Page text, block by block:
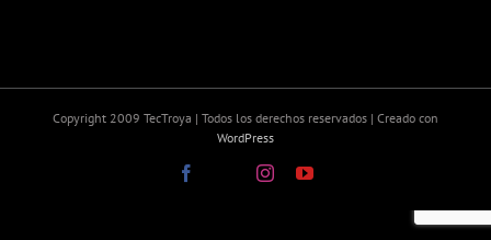
Copyright 2009 TecTroya | Todos los derechos reservados | Creado con
WordPress
Facebook InstagramYouTube